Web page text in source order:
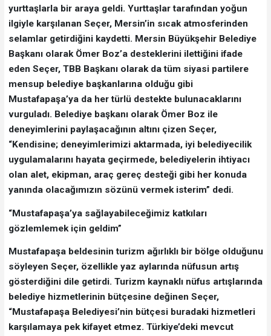
yurttaşlarla bir araya geldi. Yurttaşlar tarafından yoğun
ilgiyle karşılanan Seçer, Mersin’in sıcak atmosferinden
selamlar getirdiğini kaydetti. Mersin Büyükşehir Belediye
Başkanı olarak Ömer Boz’a desteklerini ilettiğini ifade
eden Seçer, TBB Başkanı olarak da tüm siyasi partilere
mensup belediye başkanlarına olduğu gibi
Mustafapaşa’ya da her türlü destekte bulunacaklarını
vurguladı. Belediye başkanı olarak Ömer Boz ile
deneyimlerini paylaşacağının altını çizen Seçer,
“Kendisine; deneyimlerimizi aktarmada, iyi belediyecilik
uygulamalarını hayata geçirmede, belediyelerin ihtiyacı
olan alet, ekipman, araç gereç desteği gibi her konuda
yanında olacağımızın sözünü vermek isterim” dedi.
“Mustafapaşa’ya sağlayabileceğimiz katkıları
gözlemlemek için geldim”
Mustafapaşa beldesinin turizm ağırlıklı bir bölge olduğunu
söyleyen Seçer, özellikle yaz aylarında nüfusun artış
gösterdiğini dile getirdi. Turizm kaynaklı nüfus artışlarında
belediye hizmetlerinin bütçesine değinen Seçer,
“Mustafapaşa Belediyesi’nin bütçesi buradaki hizmetleri
karşılamaya pek kifayet etmez. Türkiye’deki mevcut